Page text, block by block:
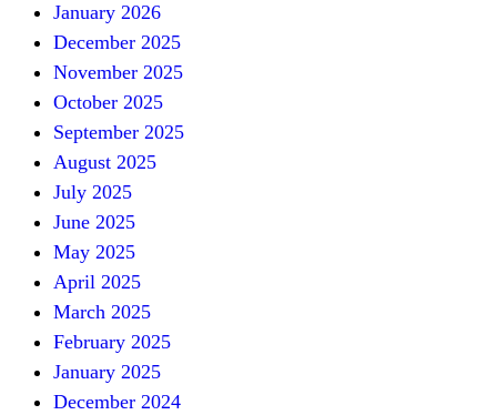
January 2026
December 2025
November 2025
October 2025
September 2025
August 2025
July 2025
June 2025
May 2025
April 2025
March 2025
February 2025
January 2025
December 2024